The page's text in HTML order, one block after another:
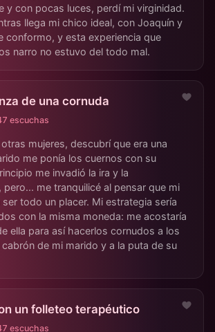
y con pocas luces, perdí mi virginidad.
llega mi chico ideal, con Joaquín y
conformo, y esta experiencia que
narro no estuvo del todo mal.
de una cornuda
escuchas
mujeres, descubrí que era una
me ponía los cuernos con su
me invadió la ira y la
me tranquilicé al pensar que mi
todo un placer. Mi estrategia sería
con la misma moneda: me acostaría
ella para así hacerlos cornudos a los
de mi marido y a la puta de su
un folleteo terapéutico
escuchas